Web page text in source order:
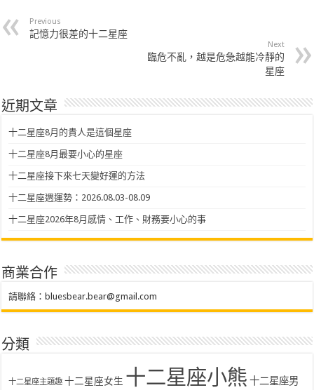
Previous
記憶力很差的十二星座
Next
臨危不亂，越是危急越能冷靜的
星座
近期文章
十二星座8月的貴人是這個星座
十二星座8月最要小心的星座
十二星座接下來七天變好運的方法
十二星座週運勢：2026.08.03-08.09
十二星座2026年8月感情、工作、財務要小心的事
商業合作
請聯絡：bluesbear.bear@gmail.com
分類
十二星座主題趣 十二星座女生 十二星座小熊 十二星座男